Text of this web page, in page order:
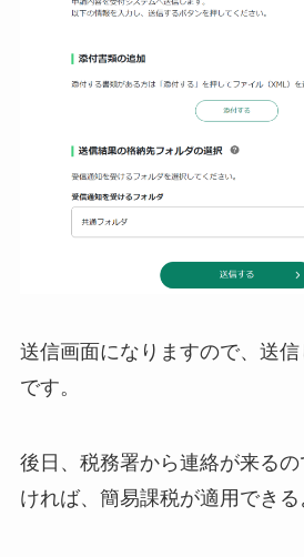
送信画面になりますので、送
です。
後日、税務署から連絡が来る
ければ、簡易課税が適用できる